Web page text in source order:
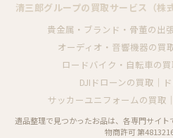
清三郎グループの買取サービス（株
貴金属・ブランド・骨董の出
オーディオ・音響機器の買
ロードバイク・自転車の
DJIドローンの買取｜
サッカーユニフォームの買取
遺品整理で見つかったお品は、各専門サイ
物商許可 第